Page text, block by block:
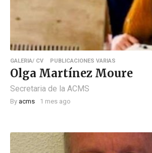
GALERIA/ CV PUBLICACIONES VARIAS
Olga Martínez Moure
Secretaria de la ACMS
By acms 1 mes ago